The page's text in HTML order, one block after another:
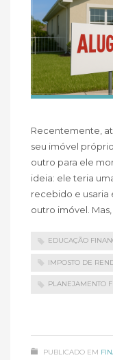
Recentemente,
seu imóvel
outro para ele
ideia: ele teria
recebido e usaria
outro imóvel.
EDUCAÇÃO
IMPOSTO DE
PLANEJAMENTO
PUBLICADO EM